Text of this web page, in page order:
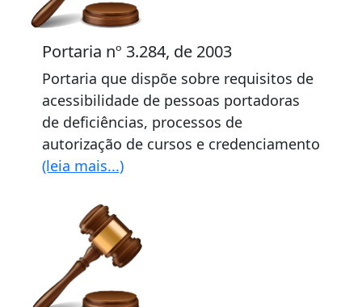
Portaria nº 3.284, de 2003
Portaria que dispõe sobre requisitos de
acessibilidade de pessoas portadoras
de deficiências, processos de
autorização de cursos e credenciamento
(leia mais...)